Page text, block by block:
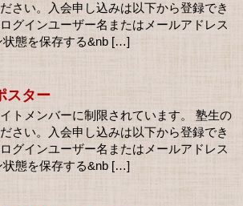
さい。入会申し込みは以下から登録でき
グインユーザー名またはメールアドレス
状態を保存する&nb […]
スター
トメンバーに制限されています。 塾生の
さい。入会申し込みは以下から登録でき
グインユーザー名またはメールアドレス
状態を保存する&nb […]